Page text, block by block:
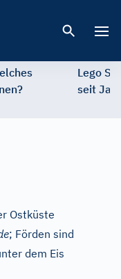
Lego
seit
Ostküste
; Förden sind
dem Eis